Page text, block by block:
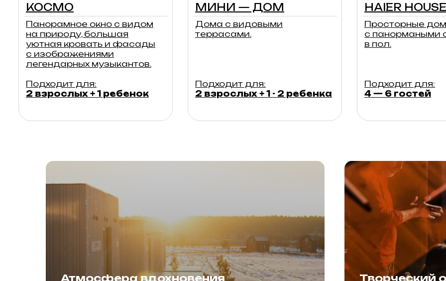
КОСМО
Панорамное окно с видом
на природу, большая
уютная кровать и фасады
с изображениями
легендарных музыкантов.
Подходит для:
2 взрослых + 1 ребенок
МИНИ — ДОМ
Дома с видовыми
террасами.
Подходит для:
2 взрослых + 1 - 2 ребенка
HAIER HOUSE
Просторные
с панормаными
в пол.
Подходит для:
4 — 6 гостей
Атмосфера вдохновения Творческий